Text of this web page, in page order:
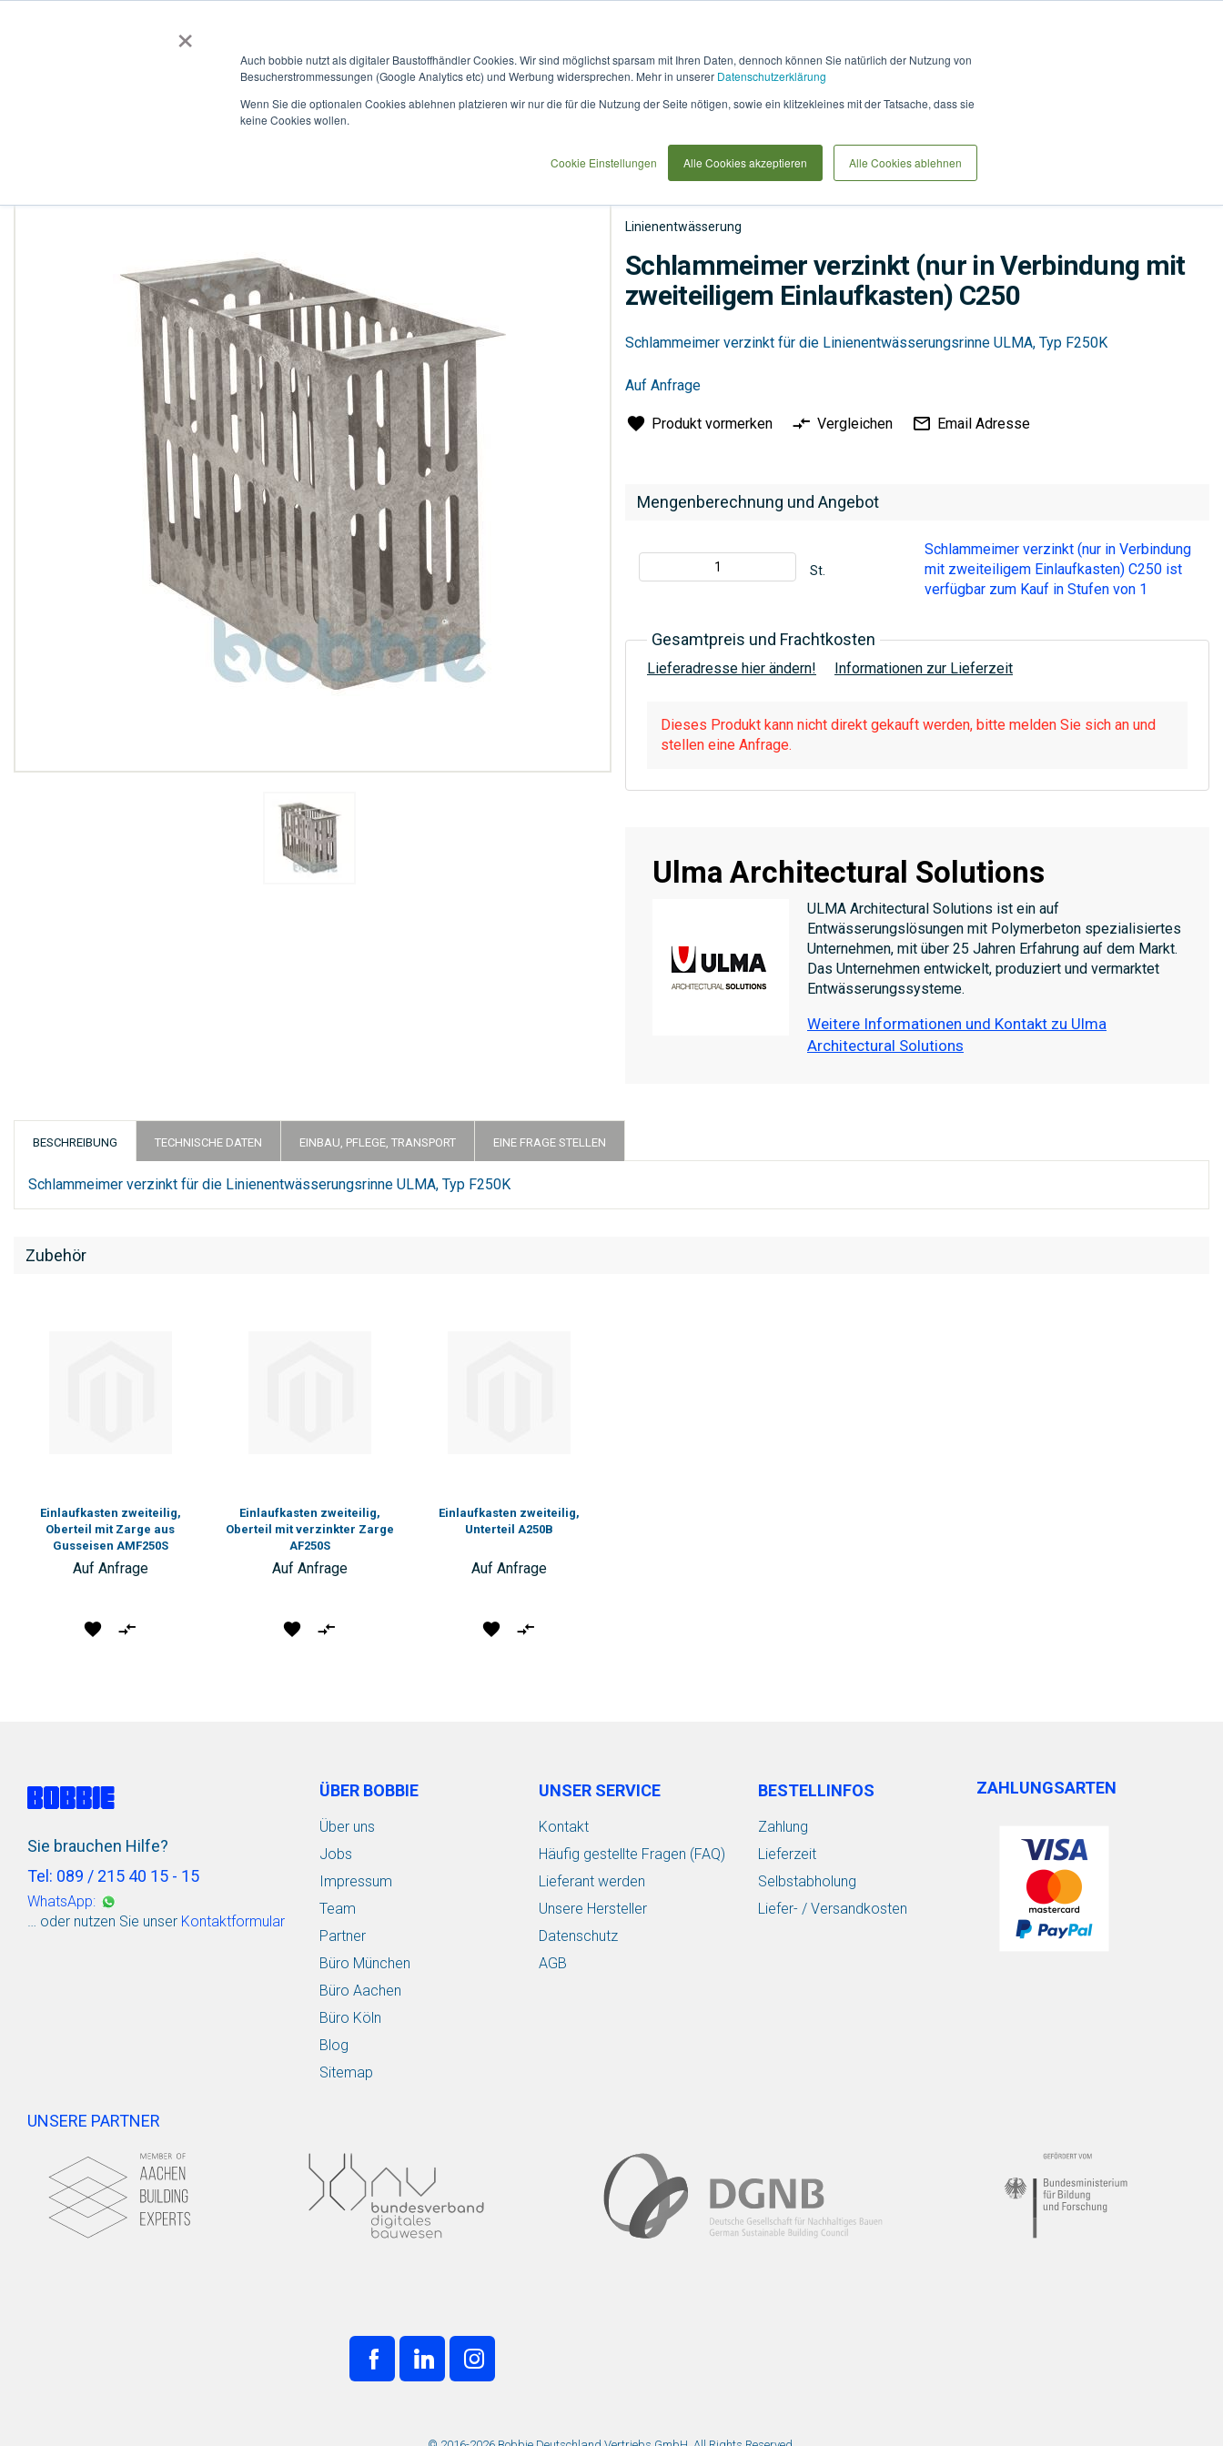
×
Auch bobbie nutzt als digitaler Baustoffhändler Cookies. Wir sind möglichst sparsam mit Ihren Daten, dennoch können Sie natürlich der Nutzung von
Besucherstrommessungen (Google Analytics etc) und Werbung widersprechen. Mehr in unserer Datenschutzerklärung
Wenn Sie die optionalen Cookies ablehnen platzieren wir nur die für die Nutzung der Seite nötigen, sowie ein klitzekleines mit der Tatsache, dass sie
keine Cookies wollen.
Cookie Einstellungen Alle Cookies akzeptieren Alle Cookies ablehnen
BOBBIEVERSUM
it
Ende
Linienentwässerung
Schlammeimer verzinkt (nur in Verbindung mit
zweiteiligem Einlaufkasten) C250
Mengenberechnung und Angebot
St.
Schlammeimer verzinkt (nur in Verbindung
mit zweiteiligem Einlaufkasten) C250 ist
verfügbar zum Kauf in Stufen von 1
Gesamtpreis und Frachtkosten
Lieferadresse hier ändern! Informationen zur Lieferzeit
Dieses Produkt kann nicht direkt gekauft werden, bitte melden Sie sich an und
stellen eine Anfrage.
Ulma Architectural Solutions
ULMA Architectural Solutions ist ein auf
Entwässerungslösungen mit Polymerbeton spezialisiertes
Unternehmen, mit über 25 Jahren Erfahrung auf dem Markt.
Das Unternehmen entwickelt, produziert und vermarktet
Entwässerungssysteme.
Weitere Informationen und Kontakt zu Ulma
Architectural Solutions
Schlammeimer verzinkt für die Linienentwässerungsrinne ULMA, Typ F250K
Auf Anfrage
Produkt vormerken Vergleichen Email Adresse
BESCHREIBUNG
Schlammeimer verzinkt für die Linienentwässerungsrinne ULMA, Typ F250K
TECHNISCHE DATEN EINBAU, PFLEGE, TRANSPORT EINE FRAGE STELLEN
Zubehör
Einlaufkasten zweiteilig,
Oberteil mit Zarge aus
Gusseisen AMF250S
Auf Anfrage
Produkt
Einlaufkasten zweiteilig,
Oberteil mit verzinkter Zarge
AF250S
Auf Anfrage
Produkt
Einlaufkasten zweiteilig,
Unterteil A250B
Auf Anfrage
Produkt
Sie brauchen Hilfe?
Tel: 089 / 215 40 15 - 15
WhatsApp:
… oder nutzen Sie unser Kontaktformular
ÜBER BOBBIE
Über uns
Jobs
Impressum
Team
Partner
Büro München
Büro Aachen
Büro Köln
Blog
Sitemap
UNSER SERVICE
Kontakt
Häufig gestellte Fragen (FAQ)
Lieferant werden
Unsere Hersteller
Datenschutz
AGB
BESTELLINFOS
Zahlung
Lieferzeit
Selbstabholung
Liefer- / Versandkosten
ZAHLUNGSARTEN
UNSERE PARTNER